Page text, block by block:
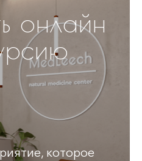
онлайн
которое